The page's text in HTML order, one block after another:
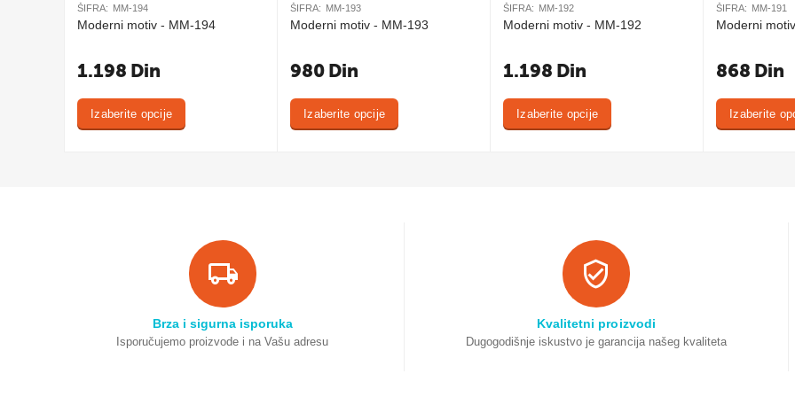
ŠIFRA: MM-194
Moderni motiv - MM-194
1.198 Din
Izaberite opcije
ŠIFRA: MM-193
Moderni motiv - MM-193
980 Din
Izaberite opcije
ŠIFRA: MM-192
Moderni motiv - MM-192
1.198 Din
Izaberite opcije
ŠIFRA: MM-191
Moderni
868 Din
Izaberite
Brza i sigurna isporuka
Isporučujemo proizvode i na Vašu adresu
Kvalitetni proizvodi
Dugogodišnje iskustvo je garancija našeg kvaliteta